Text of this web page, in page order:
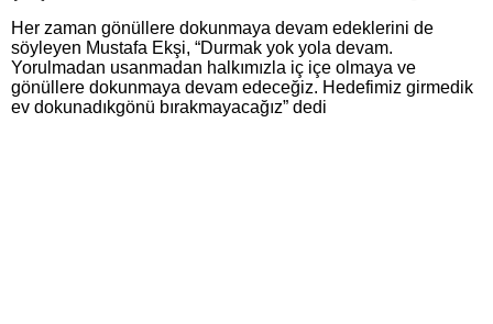
Her zaman gönüllere dokunmaya devam edeklerini de
söyleyen Mustafa Ekşi, “Durmak yok yola devam.
Yorulmadan usanmadan halkımızla iç içe olmaya ve
gönüllere dokunmaya devam edeceğiz. Hedefimiz girmedik
ev dokunadıkgönü bırakmayacağız” dedi